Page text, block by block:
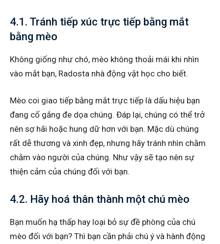
4.1. Tránh tiếp xúc trực tiếp bằng mắt
bằng mèo
Không giống như chó, mèo không thoải mái khi nhìn
vào mắt bạn, Radosta nhà động vật học cho biết.
Mèo coi giao tiếp bằng mắt trực tiếp là dấu hiệu bạn
đang cố gắng đe dọa chúng. Đáp lại, chúng có thể trở
nên sợ hãi hoặc hung dữ hơn với bạn. Mặc dù chúng
rất dễ thương và xinh đẹp, nhưng hãy tránh nhìn chằm
chằm vào người của chúng. Như vậy sẽ tạo nên sự
thiện cảm của chúng đối với bạn.
4.2. Hãy hoá thân thành một chú mèo
Bạn muốn hạ thấp hay loại bỏ sự đề phòng của chú
mèo đối với bạn? Thì bạn cần phải chú ý và hành động